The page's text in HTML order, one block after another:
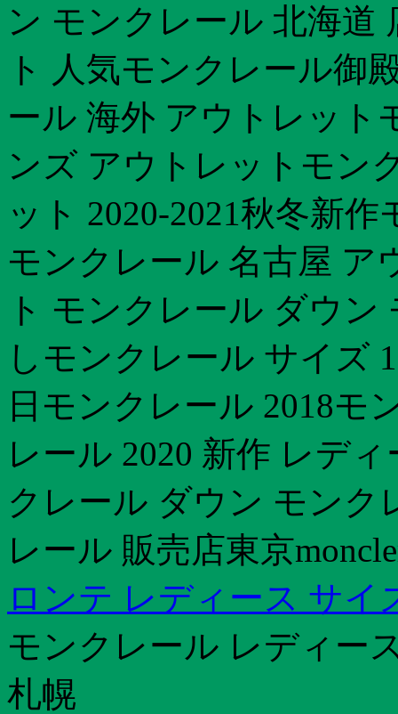
ン モンクレール 北海道
ト 人気モンクレール御
ール 海外 アウトレット
ンズ アウトレットモン
ット 2020-2021秋冬新
モンクレール 名古屋 ア
ト モンクレール ダウ
しモンクレール サイズ
日モンクレール 2018モ
レール 2020 新作 レデ
クレール ダウン モンク
レール 販売店東京
ロンテ レディース サイ
モンクレール レディー
札幌